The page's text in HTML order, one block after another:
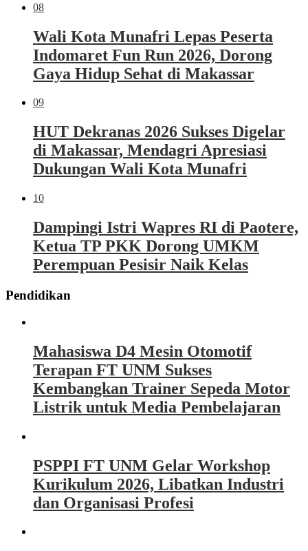
08
Wali Kota Munafri Lepas Peserta
Indomaret Fun Run 2026, Dorong
Gaya Hidup Sehat di Makassar
09
HUT Dekranas 2026 Sukses Digelar
di Makassar, Mendagri Apresiasi
Dukungan Wali Kota Munafri
10
Dampingi Istri Wapres RI di Paotere,
Ketua TP PKK Dorong UMKM
Perempuan Pesisir Naik Kelas
Pendidikan
Mahasiswa D4 Mesin Otomotif
Terapan FT UNM Sukses
Kembangkan Trainer Sepeda Motor
Listrik untuk Media Pembelajaran
PSPPI FT UNM Gelar Workshop
Kurikulum 2026, Libatkan Industri
dan Organisasi Profesi